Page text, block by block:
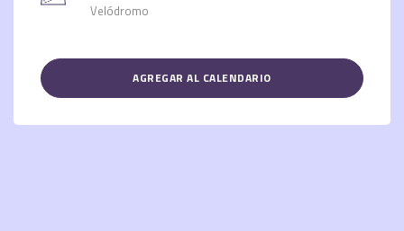
Velódromo
AGREGAR AL CALENDARIO